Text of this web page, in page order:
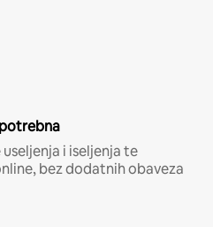
i iseljenja te
bez dodatnih obaveza